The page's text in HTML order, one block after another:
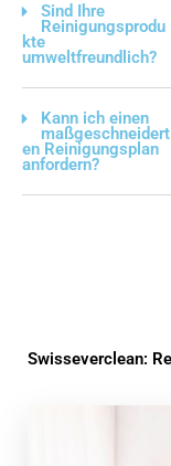
Sind Ihre
Reinigungsprodu
kte
umweltfreundlich?
Kann ich einen
maßgeschneidert
en Reinigungsplan
anfordern?
Swisseverclean: